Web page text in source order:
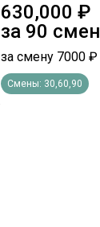
630,000 ₽
за 90 смен
за смену 7000 ₽
Смены: 30,60,90